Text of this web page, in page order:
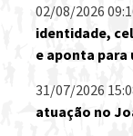
02/08/2026
identidade,
e aponta
31/07/2026
atuação no